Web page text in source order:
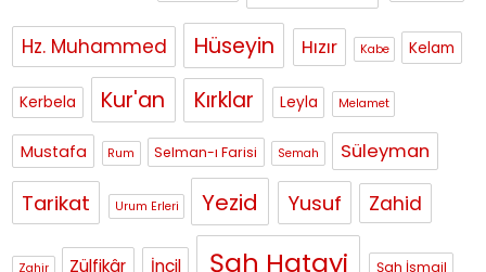
Hz. Muhammed Hüseyin Hızır Kabe Kelam
Kerbela Kur'an Kırklar Leyla Melamet
Mustafa Rum Selman-ı Farisi Semah Süleyman
Tarikat Urum Erleri Yezid Yusuf Zahid
Zahir Zülfikâr İncil Şah Hatayi Şah İsmail